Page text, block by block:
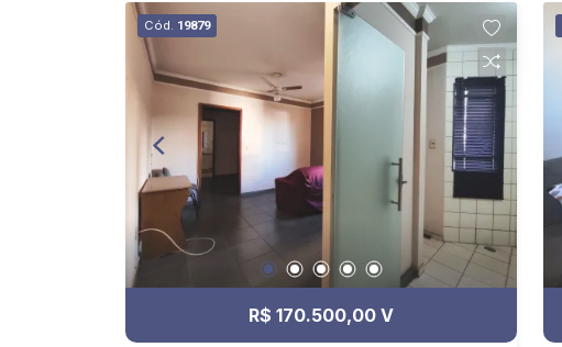
de documentação; - com foco: Zona Sul,
Zona Leste, Centro e Bonfim Paulista; -
para Venda, Compra e Locação,
imobiliária é Ribeirão Imóveis - sede na
Av. Professor João Fiusa;
Cód. 19879
R$ 170.500,00 V